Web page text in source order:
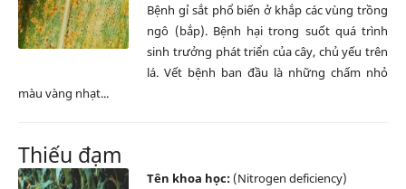
Bệnh gỉ sắt phổ biến ở khắp các vùng trồng
ngô (bắp). Bệnh hại trong suốt quá trình
sinh trưởng phát triển của cây, chủ yếu trên
lá. Vết bệnh ban đầu là những chấm nhỏ
màu vàng nhạt...
Thiếu đạm
Tên khoa học: (Nitrogen deficiency)